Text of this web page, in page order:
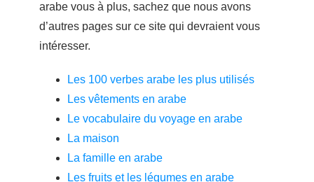
arabe vous à plus, sachez que nous avons
d’autres pages sur ce site qui devraient vous
intéresser.
Les 100 verbes arabe les plus utilisés
Les vêtements en arabe
Le vocabulaire du voyage en arabe
La maison
La famille en arabe
Les fruits et les légumes en arabe